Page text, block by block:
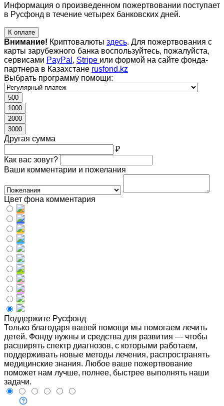
Информация о произведенном пожертвовании поступает
в Русфонд в течение четырех банковских дней.
К оплате
Внимание! Криптовалюты здесь. Для пожертвования с
карты зарубежного банка воспользуйтесь, пожалуйста,
сервисами PayPal , Stripe или формой на сайте фонда-
партнера в Казахстане rusfond.kz
Выбрать программу помощи:
500
1000
2000
3000
Другая сумма
₽
Как вас зовут?
Ваши комментарии и пожелания
Цвет фона комментария
Поддержите Русфонд
Только благодаря вашей помощи мы помогаем лечить
детей. Фонду нужны и средства для развития — чтобы
расширять спектр диагнозов, с которыми работаем,
поддерживать новые методы лечения, распространять
медицинские знания. Любое ваше пожертвование
поможет нам лучше, полнее, быстрее выполнять наши
задачи.